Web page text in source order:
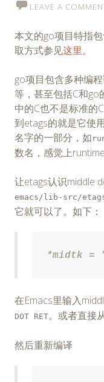
LEAVE A
本文的go项目特指
取方式参见这里。
go项目包含多种编
等，甚至包括C和
中的C也不是标准的
到etags的就是它使
名字的一部分，如
数名，感觉上
让etags认识middle
emacs/lib-src/
它就可以了。如下：
*midtk =
在Emacs里输入
DOT RET。或者直接
然后重新编译